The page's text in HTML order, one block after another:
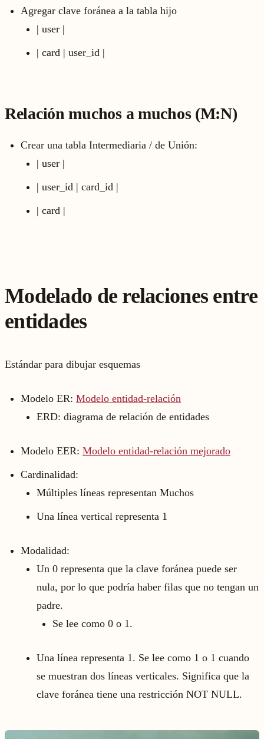
Agregar clave foránea a la tabla hijo
| user |
| card | user_id |
Relación muchos a muchos (M:N)
Crear una tabla Intermediaria / de Unión:
| user |
| user_id | card_id |
| card |
Modelado de relaciones entre
entidades
Estándar para dibujar esquemas
Modelo ER: Modelo entidad-relación
ERD: diagrama de relación de entidades
Modelo EER: Modelo entidad-relación mejorado
Cardinalidad:
Múltiples líneas representan Muchos
Una línea vertical representa 1
Modalidad:
Un 0 representa que la clave foránea puede ser
nula, por lo que podría haber filas que no tengan un
padre.
Se lee como 0 o 1.
Una línea representa 1. Se lee como 1 o 1 cuando
se muestran dos líneas verticales. Significa que la
clave foránea tiene una restricción NOT NULL.